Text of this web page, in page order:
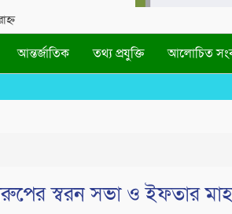
আন্তর্জাতিক তথ্য প্রযুক্তি আলোচিত
স্বরন সভা ও ইফতার